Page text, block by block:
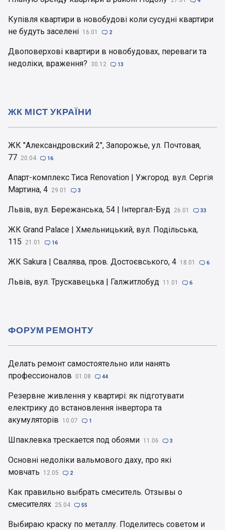
Купівля квартири в новобудові коли сусудні квартири
не будуть заселені 16.01  2
Двоповерхові квартири в новобудовах, переваги та
недоліки, враження?
30.12  13
ЖК "Александровский 2", Запорожье, ул. Почтовая,
77 20.04  16
Апарт-комплекс Тиса Renovation | Ужгород. вул. Сергія
Мартина, 4 29.01  3
Львів, вул. Бережанська, 54 | Інтергал-Буд 26.01  33
ЖК Grand Palace | Хмельницький, вул. Подільська,
115
21.01  16
ЖК Sakura | Свалява, пров. Достоєвського, 4 18.01  6
Львів, вул. Трускавецька | Галжитлобуд 11.01  6
ЖК МІСТ УКРАЇНИ
Делать ремонт самостоятельно или нанять
профессионалов
01.08  44
Резервне живлення у квартирі: як підготувати
електрику до встановлення інвертора та
акумуляторів
10.07  1
Шпаклевка трескается под обоями 11.06  3
Основні недоліки вальмового даху, про які
мовчать
12.05  2
Как правильно выбрать смеситель. Отзывы о
смесителях 25.04  55
Выбираю краску по металлу. Поделитесь советом и
ФОРУМ РЕМОНТУ